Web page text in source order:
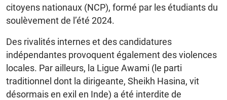
citoyens nationaux (NCP), formé par les étudiants du
soulèvement de l’été 2024.
Des rivalités internes et des candidatures
indépendantes provoquent également des violences
locales. Par ailleurs, la Ligue Awami (le parti
traditionnel dont la dirigeante, Sheikh Hasina, vit
désormais en exil en Inde) a été interdite de